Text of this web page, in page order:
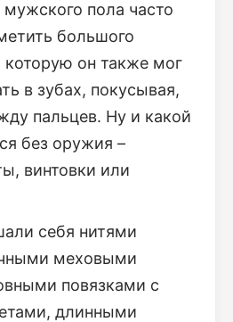
мужского пола часто
большого
которую он также мог
в зубах, покусывая,
пальцев. Ну и какой
без оружия –
винтовки или
себя нитями
меховыми
повязками с
длинными